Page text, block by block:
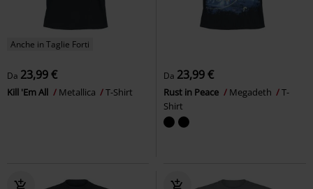
Anche in Taglie Forti
Da 23,99 €
Kill 'Em All Metallica T-Shirt
Da 23,99 €
Rust in Peace Megadeth
T-
Shirt